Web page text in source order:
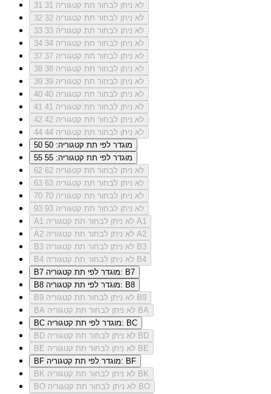
31
לא ניתן לבחור תת קטגוריה 31
32
לא ניתן לבחור תת קטגוריה 32
33
לא ניתן לבחור תת קטגוריה 33
34
לא ניתן לבחור תת קטגוריה 34
37
לא ניתן לבחור תת קטגוריה 37
38
לא ניתן לבחור תת קטגוריה 38
39
לא ניתן לבחור תת קטגוריה 39
40
לא ניתן לבחור תת קטגוריה 40
41
לא ניתן לבחור תת קטגוריה 41
42
לא ניתן לבחור תת קטגוריה 42
44
לא ניתן לבחור תת קטגוריה 44
50
מוגדר לפי תת קטגוריה: 50
55
מוגדר לפי תת קטגוריה: 55
62
לא ניתן לבחור תת קטגוריה 62
63
לא ניתן לבחור תת קטגוריה 63
70
לא ניתן לבחור תת קטגוריה 70
93
לא ניתן לבחור תת קטגוריה 93
A1
לא ניתן לבחור תת קטגוריה A1
A2
לא ניתן לבחור תת קטגוריה A2
B3
לא ניתן לבחור תת קטגוריה B3
B4
לא ניתן לבחור תת קטגוריה B4
B7
מוגדר לפי תת קטגוריה: B7
B8
מוגדר לפי תת קטגוריה: B8
B9
לא ניתן לבחור תת קטגוריה B9
BA
לא ניתן לבחור תת קטגוריה BA
BC
מוגדר לפי תת קטגוריה: BC
BD
לא ניתן לבחור תת קטגוריה BD
BE
לא ניתן לבחור תת קטגוריה BE
BF
מוגדר לפי תת קטגוריה: BF
BK
לא ניתן לבחור תת קטגוריה BK
BO
לא ניתן לבחור תת קטגוריה BO